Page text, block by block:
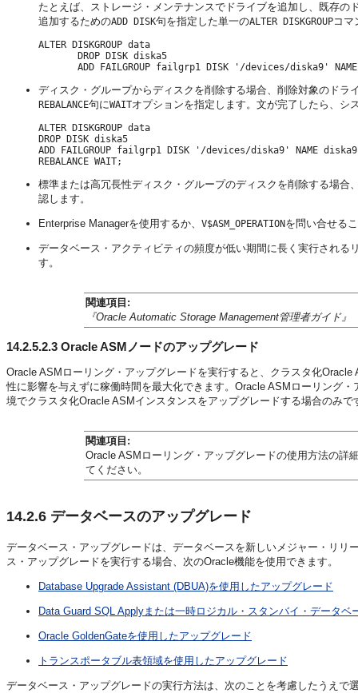
たとえば、ストレージ・メンテナンスでドライブを追加し、既存
追加するためのADD DISK句を指定した単一のALTER DISKGROUPコマ
ALTER DISKGROUP data
       DROP DISK diska5
ディスク・グループからディスクを削除する場合、削除対象のドラ
REBALANCE句にWAITオプションを指定します。文が完了したら、シ
ALTER DISKGROUP data
DROP DISK diska5
ADD FAILGROUP failgrp1 DISK '/devices/diska9' NAME diska9
標準または高冗長性ディスク・グループのディスクを削除する場
認します。
Enterprise Managerを使用するか、 V$ASM_OPERATIONを問い合せる
データベース・アクティビティの頻度が低い期間に長く実行され
す。
関連項目:
『Oracle Automatic Storage Management管理者ガイド』
14.2.5.2.3 Oracle ASMノードのアップグレード
Oracle ASMローリング・アップグレードを実行すると、クラスタ化
性に影響を与えずに稼働時間を最大化できます。Oracle ASMローリング
境でクラスタ化Oracle ASMインスタンスをアップグレードする場合のみで
関連項目:
Oracle ASMローリング・アップグレードの使用方法の詳
てください。
14.2.6 データベースのアップグレード
データベース・アップグレードは、データベースを新しいメジャー・リ
ス・アップグレードを実行する場合、次のOracle機能を使用できます。
Database Upgrade Assistant (DBUA)を使用したアップグレード
Data Guard SQL Applyまたは一時ロジカル・スタンバイ・データベ
Oracle GoldenGateを使用したアップグレード
トランスポータブル表領域を使用したアップグレード
データベース・アップグレードの実行方法は、次のことを考慮したうえで